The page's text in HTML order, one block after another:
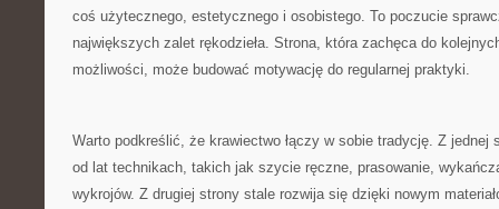
coś użytecznego, estetycznego i osobistego. To poczucie
największych zalet rękodzieła. Strona, która zachęca do
możliwości, może budować motywację do regularnej praktyki.
Warto podkreślić, że krawiectwo łączy w sobie tradycję. Z jednej
od lat technikach, takich jak szycie ręczne, prasowanie,
wykrojów. Z drugiej strony stale rozwija się dzięki nowym